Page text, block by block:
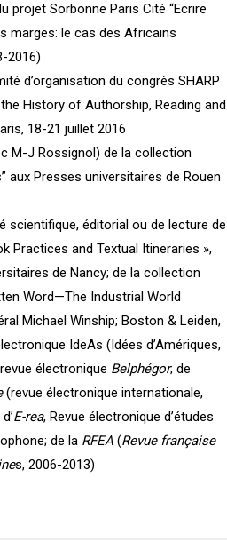
projet Sorbonne Paris Cité “Ecrire
marges: le cas des Africains
2016)
d’organisation du congrès SHARP
History of Authorship, Reading and
18-21 juillet 2016
M-J Rossignol) de la collection
aux Presses universitaires de Rouen
scientifique, éditorial ou de lecture de
Practices and Textual Itineraries »,
de Nancy; de la collection
Word—The Industrial World
Michael Winship; Boston & Leiden,
IdeAs (Idées d’Amériques,
électronique Belphégor; de
(revue électronique internationale,
E-rea, Revue électronique d’études
de la RFEA (Revue française
s, 2006-2013)